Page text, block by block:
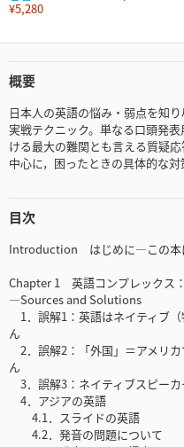
¥5,280
概要
日本人の英語の悩み・弱点を知
実戦テクニック。単なる口頭発
ける最大の難関とも言える質疑
中心に，困ったときの具体的な
目次
Introduction はじめに―この本
Chapter 1 英語コンプレックス
—Sources and Solutions
1．誤解1：英語はネイティブ
ん
2．誤解2：「外国」＝アメリ
ん
3．誤解3：ネイティブスピー
4．アジアの英語
4.1．スライドの英語
4.2．発音の問題について